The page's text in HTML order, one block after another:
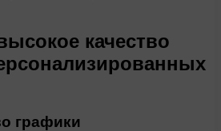
качество
графики